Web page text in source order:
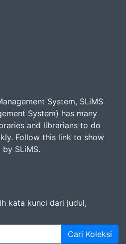
System, SLiMS
System) has many
and librarians to do
Follow this link to show
SLiMS.
kata kunci dari judul,
Cari Koleksi